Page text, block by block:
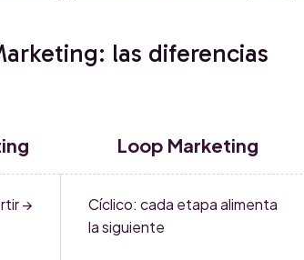
las diferencias
Loop Marketing
→
Cíclico: cada etapa alimenta
la siguiente